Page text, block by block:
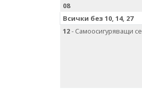
08
Всички без 10, 14, 27
12- Самоосигуряващи се